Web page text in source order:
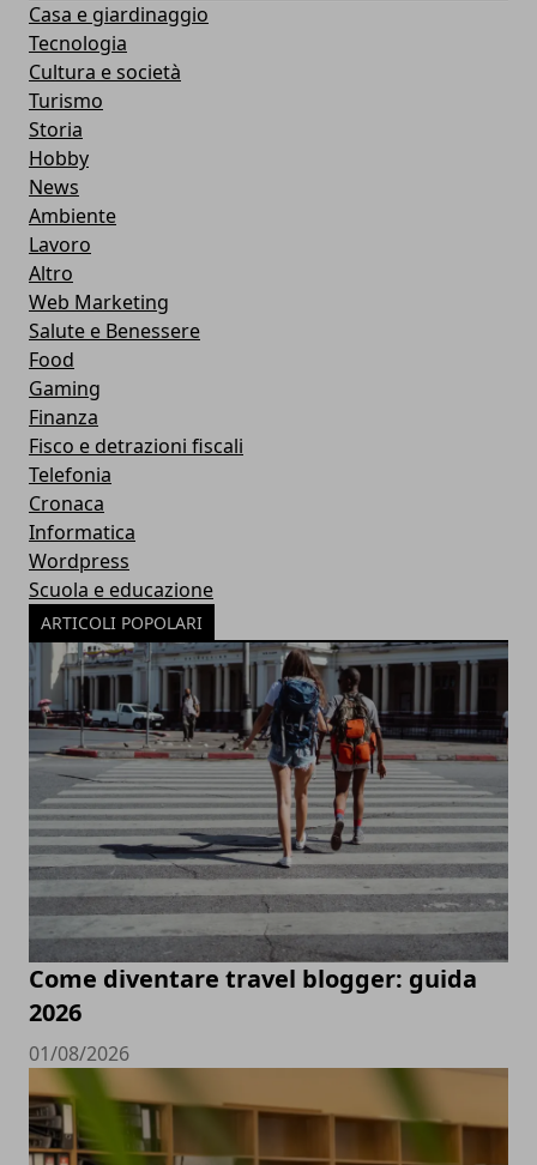
Casa e giardinaggio
Tecnologia
Cultura e società
Turismo
Storia
Hobby
News
Ambiente
Lavoro
Altro
Web Marketing
Salute e Benessere
Food
Gaming
Finanza
Fisco e detrazioni fiscali
Telefonia
Cronaca
Informatica
Wordpress
Scuola e educazione
ARTICOLI POPOLARI
Come diventare travel blogger: guida
2026
01/08/2026